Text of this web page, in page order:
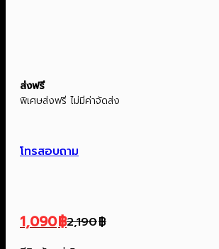
ส่งฟรี
พิเศษส่งฟรี ไม่มีค่าจัดส่ง
โทรสอบถาม
2,190฿
Original
1,090฿
Current